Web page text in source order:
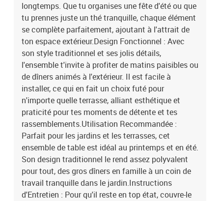
longtemps. Que tu organises une fête d'été ou que
tu prennes juste un thé tranquille, chaque élément
se complète parfaitement, ajoutant à l'attrait de
ton espace extérieur.Design Fonctionnel : Avec
son style traditionnel et ses jolis détails,
l'ensemble t'invite à profiter de matins paisibles ou
de dîners animés à l'extérieur. Il est facile à
installer, ce qui en fait un choix futé pour
n'importe quelle terrasse, alliant esthétique et
praticité pour tes moments de détente et tes
rassemblements.Utilisation Recommandée :
Parfait pour les jardins et les terrasses, cet
ensemble de table est idéal au printemps et en été.
Son design traditionnel le rend assez polyvalent
pour tout, des gros dîners en famille à un coin de
travail tranquille dans le jardin.Instructions
d'Entretien : Pour qu'il reste en top état, couvre-le